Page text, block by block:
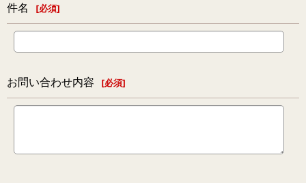
件名 [必須]
お問い合わせ内容 [必須]